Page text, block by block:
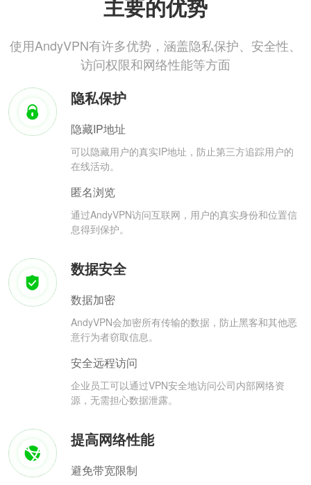
主要的优势
使用AndyVPN有许多优势，涵盖隐私保护、安全性、
访问权限和网络性能等方面
隐私保护
隐藏IP地址
可以隐藏用户的真实IP地址，防止第三方追踪用户的
在线活动。
匿名浏览
通过AndyVPN访问互联网，用户的真实身份和位置信
息得到保护。
数据安全
数据加密
AndyVPN会加密所有传输的数据，防止黑客和其他恶
意行为者窃取信息。
安全远程访问
企业员工可以通过VPN安全地访问公司内部网络资
源，无需担心数据泄露。
提高网络性能
避免带宽限制